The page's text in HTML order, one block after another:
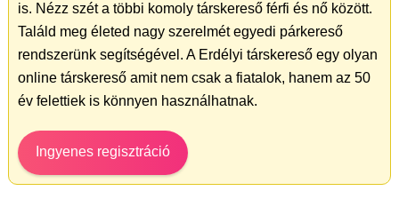
is. Nézz szét a többi komoly társkereső férfi és nő között.
Találd meg életed nagy szerelmét egyedi párkereső
rendszerünk segítségével. A Erdélyi társkereső egy olyan
online társkereső amit nem csak a fiatalok, hanem az 50
év felettiek is könnyen használhatnak.
Ingyenes regisztráció